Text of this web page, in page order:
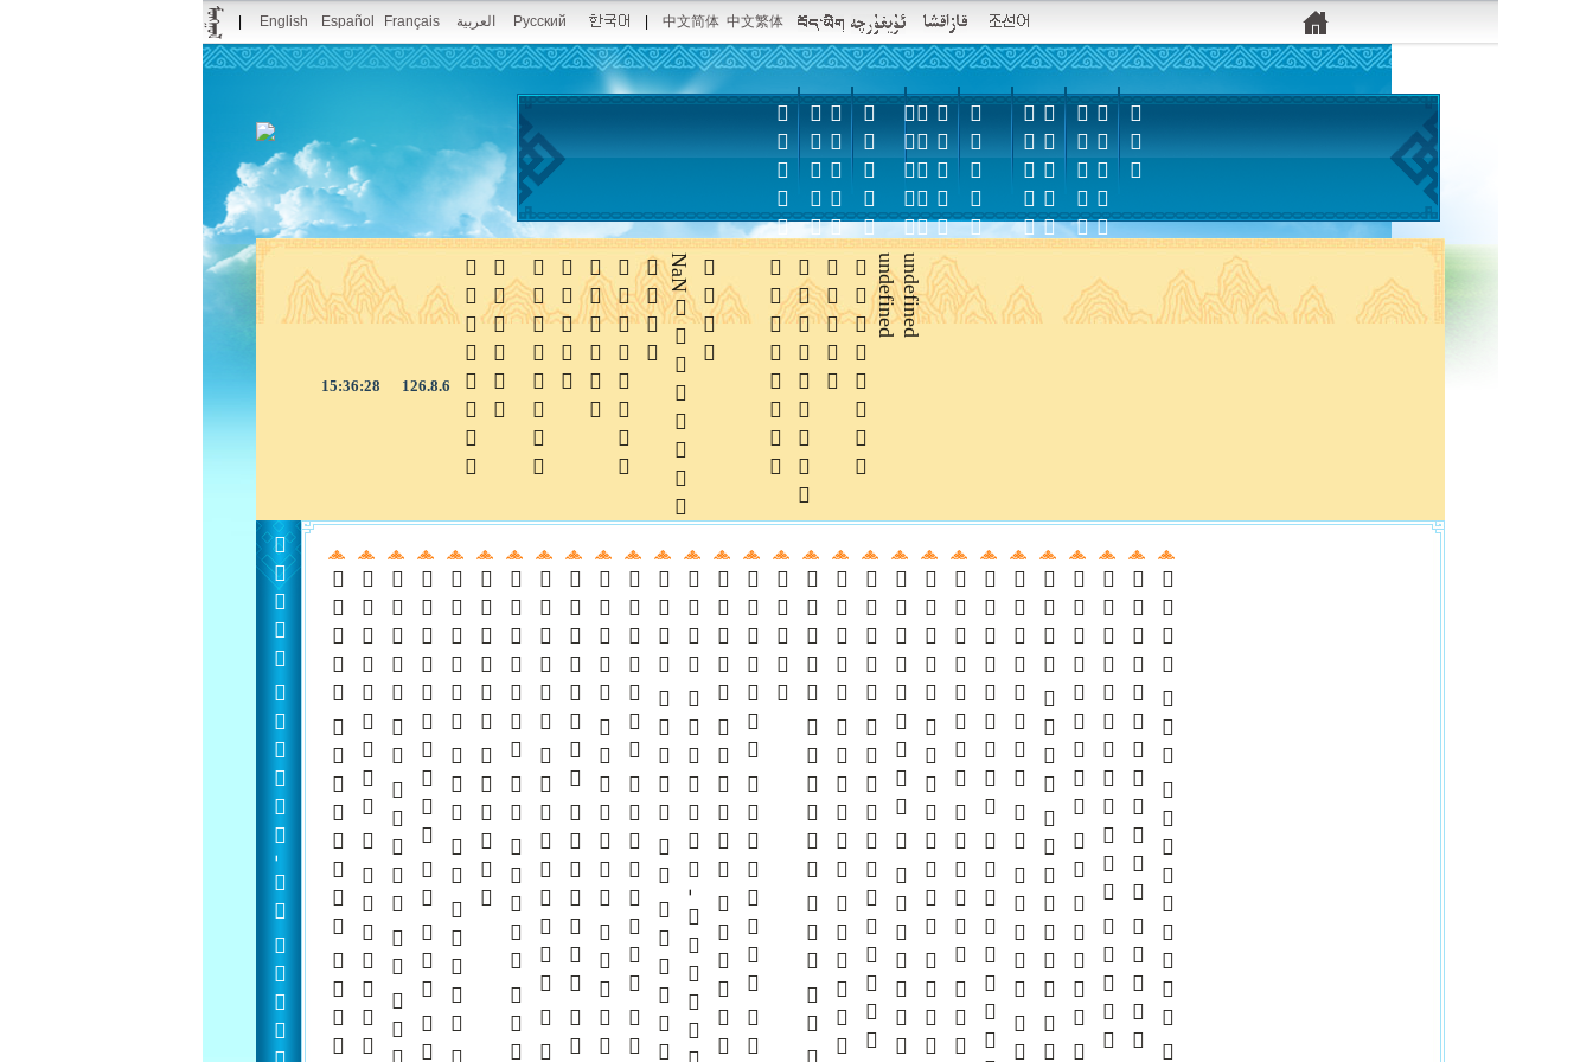
English Español Français العربية Русский 中文简体 中文繁体

 
  

 
 

15:36:29 126.8.6 
 
NaN




 undefined
undefined




  -                     